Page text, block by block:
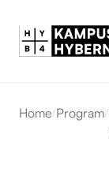
Home/Program/